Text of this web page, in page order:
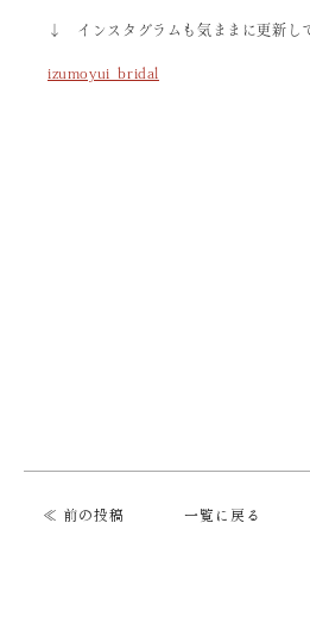
↓ インスタグラムも気ままに更新し
izumoyui_bridal
≪ 前の投稿 一覧に戻る